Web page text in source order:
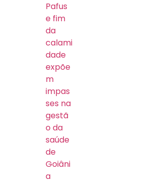
Pafus
e fim
da
calami
dade
expõe
m
impas
ses na
gestã
o da
saúde
de
Goiâni
a